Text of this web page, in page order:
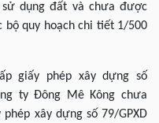
dụng đất và chưa được
bộ quy hoạch chi tiết 1/500
giấy phép xây dựng số
ty Đông Mê Kông chưa
xây dựng số 79/GPXD